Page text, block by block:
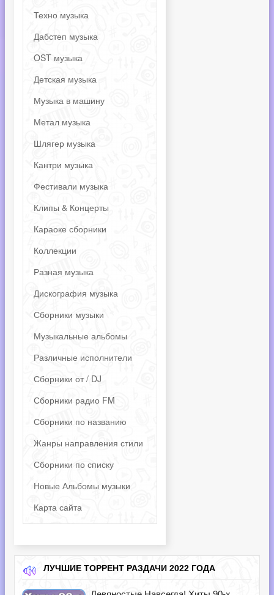
Техно музыка
Дабстеп музыка
OST музыка
Детская музыка
Музыка в машину
Метал музыка
Шлягер музыка
Кантри музыка
Фестивали музыка
Клипы & Концерты
Караоке сборники
Коллекции
Разная музыка
Дискография музыка
Сборники музыки
Музыкальные альбомы
Различные исполнители
Сборники от / DJ
Сборники радио FM
Сборники по названию
Жанры направления стили
Сборники по списку
Новые Альбомы музыки
Карта сайта
ЛУЧШИЕ ТОРРЕНТ РАЗДАЧИ 2022 ГОДА